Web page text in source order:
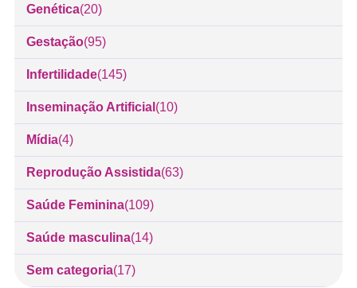
Genética(20)
Gestação(95)
Infertilidade(145)
Inseminação Artificial (10)
Mídia(4)
Reprodução Assistida(63)
Saúde Feminina(109)
Saúde masculina(14)
Sem categoria(17)